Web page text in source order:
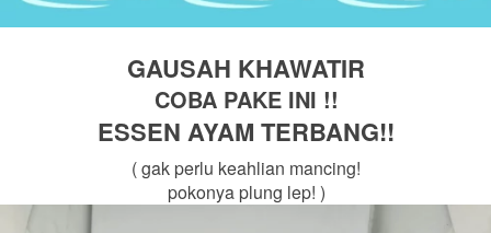
GAUSAH KHAWATIR
COBA PAKE INI !!
ESSEN AYAM TERBANG!!
( gak perlu keahlian mancing!
pokonya plung lep! )